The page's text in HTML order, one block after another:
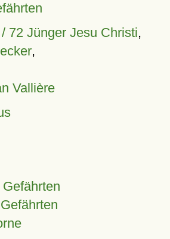
72 Jünger Jesu Christi,
,
Vallière